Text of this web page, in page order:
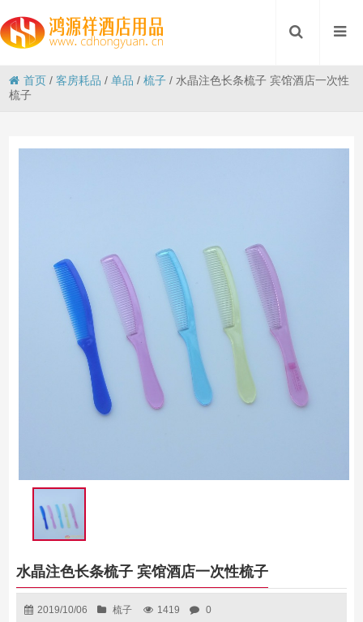
首页 /客房耗品 /单品 /梳子 / 水晶注色长条梳子 宾馆酒店一次性
梳子
水晶注色长条梳子 宾馆酒店一次性梳子
2019/10/06 梳子 1419 0